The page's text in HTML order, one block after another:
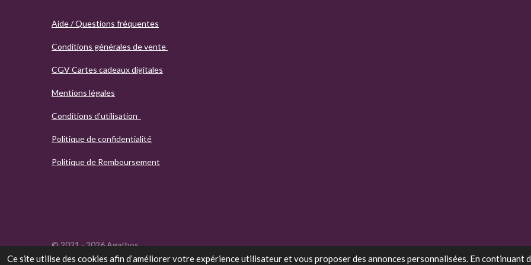
Ce site utilise des cookies afin d’améliorer votre expérience utilisateur et vous proposer des annonces personnalisées. En continuant
Aide / Questions fréquentes
Conditions générales de vente
CGV Cartes cadeaux digitales
Mentions légales
Conditions d'utilisation
Politique de confidentialité
Politique de Remboursement
© 2021 - 2026 Agathos